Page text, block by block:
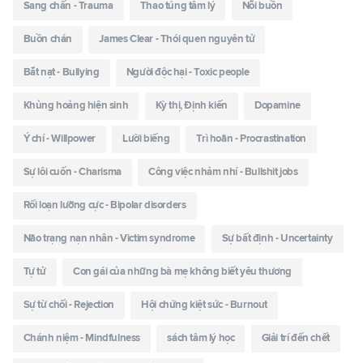
Sang chấn - Trauma Thao túng tâm lý Nỗi buồn
Buồn chán James Clear - Thói quen nguyên tử
Bắt nạt - Bullying Người độc hại - Toxic people
Khủng hoảng hiện sinh Kỳ thị, Định kiến Dopamine
Ý chí - Willpower Lười biếng Trì hoãn - Procrastination
Sự lôi cuốn - Charisma Công việc nhảm nhí - Bullshit jobs
Rối loạn lưỡng cực - Bipolar disorders
Não trạng nạn nhân - Victim syndrome Sự bất định - Uncertainty
Tự tử Con gái của những bà mẹ không biết yêu thương
Sự từ chối - Rejection Hội chứng kiệt sức - Burnout
Chánh niệm - Mindfulness sách tâm lý học Giải trí đến chết